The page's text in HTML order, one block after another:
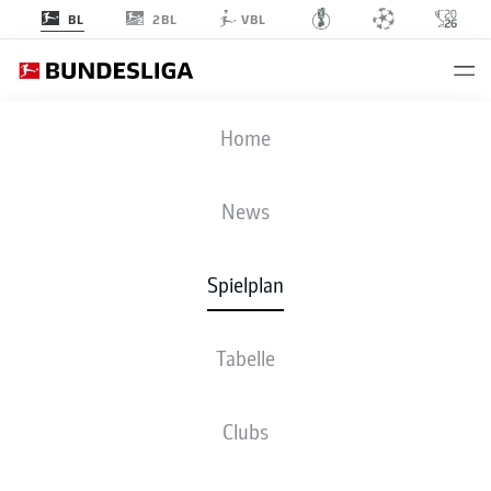
BL 2BL VBL
Home
News
Spielplan
Tabelle
Clubs
RBL
AUFSTELLUNGEN
Fr., 04.12.2026 - So., 06.12.2026